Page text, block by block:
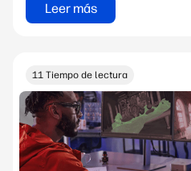
Leer más
11 Tiempo de lectura